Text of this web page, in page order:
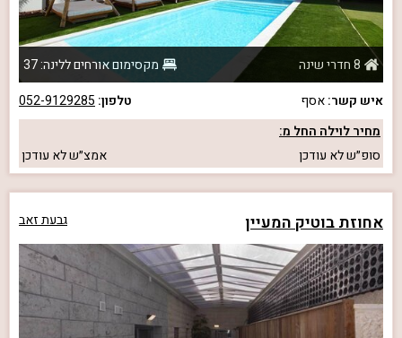
8 חדרי שינה
מקסימום אורחים ללינה: 37
איש קשר:אסף טלפון: 052-9129285
מחיר לוילה החל מ:
סופ״שלא עודכן אמצ״שלא עודכן
אחוזת בוטיק המעיין גבעת זאב